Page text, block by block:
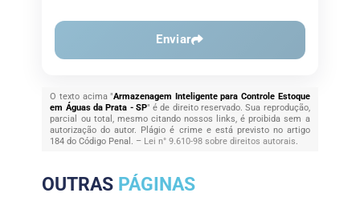
Enviar
O texto acima "Armazenagem Inteligente para Controle Estoque
em Águas da Prata - SP" é de direito reservado. Sua reprodução,
parcial ou total, mesmo citando nossos links, é proibida sem a
autorização do autor. Plágio é crime e está previsto no artigo
184 do Código Penal. – Lei n° 9.610-98 sobre direitos autorais.
OUTRAS PÁGINAS